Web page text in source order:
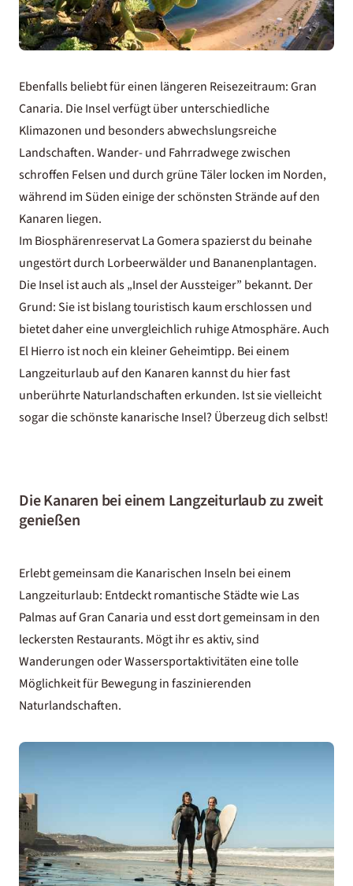
Ebenfalls beliebt für einen längeren Reisezeitraum: Gran
Canaria. Die Insel verfügt über unterschiedliche
Klimazonen und besonders abwechslungsreiche
Landschaften. Wander- und Fahrradwege zwischen
schroffen Felsen und durch grüne Täler locken im Norden,
während im Süden einigeder schönsten Strände auf den
Kanaren liegen.
Im Biosphärenreservat La Gomera spazierst du beinahe
ungestört durch Lorbeerwälder und Bananenplantagen.
Die Insel ist auch als „Insel der Aussteiger” bekannt. Der
Grund: Sie ist bislang touristisch kaum erschlossen und
bietet daher eine unvergleichlich ruhige Atmosphäre. Auch
El Hierro ist noch ein kleiner Geheimtipp. Bei einem
Langzeiturlaub auf den Kanaren kannst du hier fast
unberührte Naturlandschaften erkunden. Ist sie vielleicht
sogar dieschönste kanarische Insel? Überzeug dich selbst!
Die Kanaren bei einem Langzeiturlaub zu zweit
genießen
Erlebt gemeinsam die Kanarischen Inseln bei einem
Langzeiturlaub: Entdeckt romantische Städte wie Las
Palmas auf Gran Canaria und esst dort gemeinsam in den
leckersten Restaurants. Mögt ihr es aktiv, sind
Wanderungen oder Wassersportaktivitäten eine tolle
Möglichkeit für Bewegung in faszinierenden
Naturlandschaften.